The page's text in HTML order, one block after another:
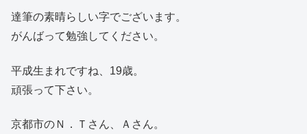
達筆の素晴らしい字でございます。
がんばって勉強してください。
平成生まれですね、19歳。
頑張って下さい。
京都市のＮ．Ｔさん、Ａさん。